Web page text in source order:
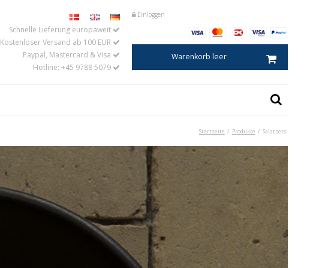
Einloggen
Schnelle Lieferung europaweit
Kostenloser Versand ab 100 EUR
Paypal, Mastercard & Visa
Hotline: +45 9788 5079
Warenkorb leer
Weihnachtsdekoration aus Horn
Salzlöffel
Eierlöffel
Baby- und Kinderlöffel
Kaffee- und Teemaße
Marmeladelöffel
Senflöffel
Esslöffel
Küchenlöffel
Startseite / Produkte / Salatsets